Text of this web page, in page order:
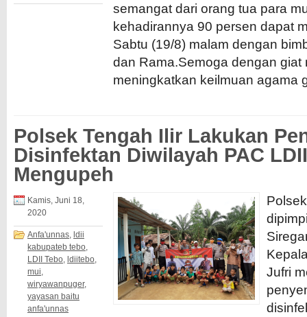
semangat dari orang tua para
kehadirannya 90 persen dapat
Sabtu (19/8) malam dengan
dan Rama.Semoga dengan giat
meningkatkan keilmuan agama
Polsek Tengah Ilir Lakukan
Disinfektan Diwilayah PAC
Mengupeh
Kamis, Juni 18,
2020
Anfa'unnas ldii
kabupateb tebo
LDII Tebo ldiitebo
mui
wiryawanpuger,
yayasan baitu
anfa'unnas
Jufri